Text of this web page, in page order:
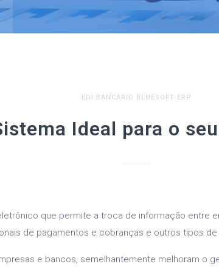
EDI BANCÁRIO BLUESOFT ERP
Ideal para o
que permite a troca de informação entre
de pagamentos e cobranças e outros tipos
e bancos, semelhantemente melhoram o